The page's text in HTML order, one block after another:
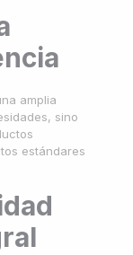
amplia
sino
estándares